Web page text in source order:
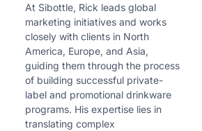
At Sibottle, Rick leads global
marketing initiatives and works
closely with clients in North
America, Europe, and Asia,
guiding them through the process
of building successful private-
label and promotional drinkware
programs. His expertise lies in
translating complex